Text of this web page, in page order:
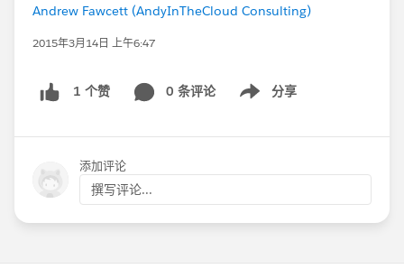
Andrew Fawcett (AndyInTheCloud Consulting)
2015年3月14日 上午6:47
1 个赞 0 条评论 分享
Show menu
添加评论
撰写评论...